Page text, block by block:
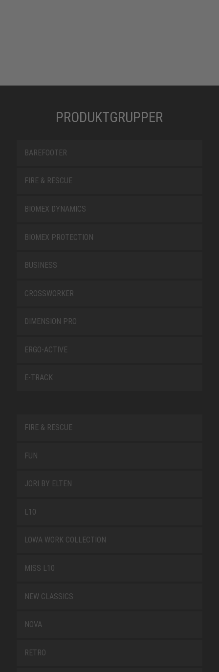
PRODUKTGRUPPER
BAREFOOTER
FIRE & RESCUE
BIOMEX DYNAMICS
BIOMEX PROTECTION
BUSINESS
CROSSWORKER
DIMENSION PRO
ERGO-ACTIVE
E-TRACK
FIRE & RESCUE
FUN
JORI BY ELTEN
L10
LOWA WORK COLLECTION
MISS L10
NEW CLASSICS
NOVA
RETRO